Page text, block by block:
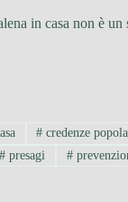
in casa non è
# credenze
# presagi #